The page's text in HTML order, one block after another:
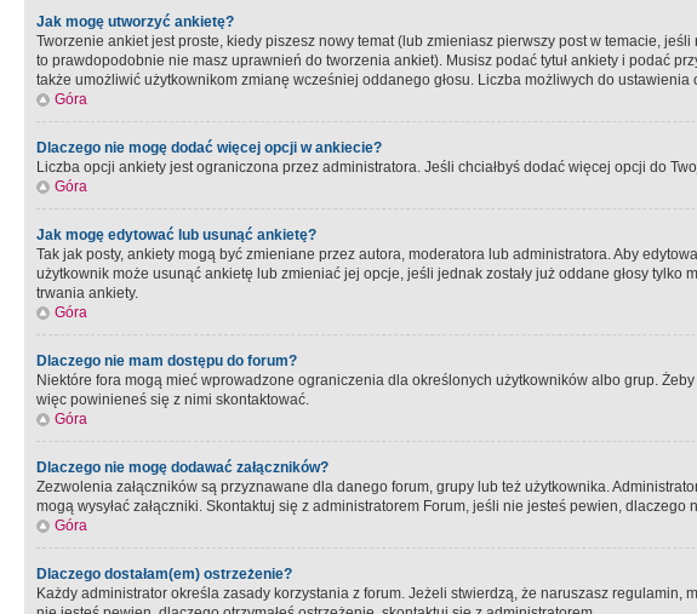
Jak mogę utworzyć ankietę?
Tworzenie ankiet jest proste, kiedy piszesz nowy temat (lub zmieniasz pierwszy post w temacie,
to prawdopodobnie nie masz uprawnień do tworzenia ankiet). Musisz podać tytuł ankiety i podać
także umożliwić użytkownikom zmianę wcześniej oddanego głosu. Liczba możliwych do
Góra
Dlaczego nie mogę dodać więcej opcji w ankiecie?
Liczba opcji ankiety jest ograniczona przez administratora. Jeśli chciałbyś dodać więcej opcji do
Góra
Jak mogę edytować lub usunąć ankietę?
Tak jak posty, ankiety mogą być zmieniane przez autora, moderatora lub administratora. Aby
użytkownik może usunąć ankietę lub zmieniać jej opcje, jeśli jednak zostały już oddane głosy
trwania ankiety.
Góra
Dlaczego nie mam dostępu do forum?
Niektóre fora mogą mieć wprowadzone ograniczenia dla określonych użytkowników albo grup.
więc powinieneś się z nimi skontaktować.
Góra
Dlaczego nie mogę dodawać załączników?
Zezwolenia załączników są przyznawane dla danego forum, grupy lub też użytkownika.
mogą wysyłać załączniki. Skontaktuj się z administratorem Forum, jeśli nie jesteś pewien, dlaczego
Góra
Dlaczego dostałam(em) ostrzeżenie?
Każdy administrator określa zasady korzystania z forum. Jeżeli stwierdzą, że naruszasz